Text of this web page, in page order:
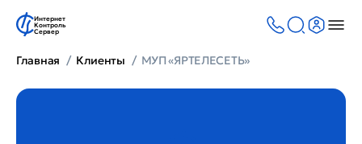
Интернет
Контроль
Сервер
Главная Клиенты МУП «ЯРТЕЛЕСЕТЬ»